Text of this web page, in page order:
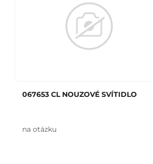
067653 CL NOUZOVÉ SVÍTIDLO
na otázku